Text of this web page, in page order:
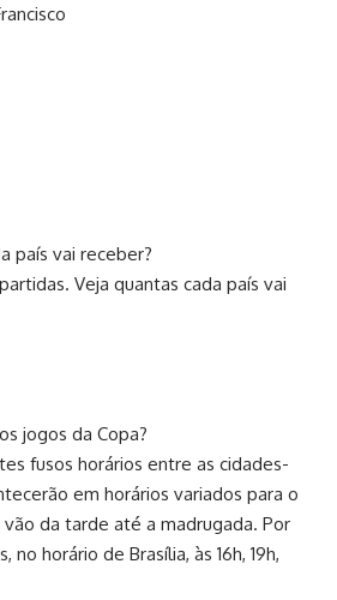
país vai receber?
Veja quantas cada país vai
jogos da Copa?
fusos horários entre as cidades-
em horários variados para o
da tarde até a madrugada. Por
no horário de Brasília, às 16h, 19h,